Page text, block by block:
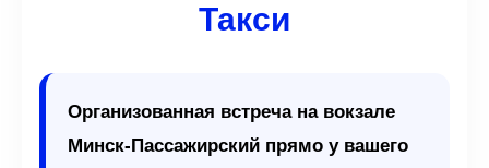
Такси
Организованная встреча на вокзале
Минск-Пассажирский прямо у вашего